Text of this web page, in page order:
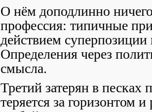
О нём доподлинно
профессия: типичные
действием
Определения через
смысла.
Третий затерян в
теряется за горизонтом